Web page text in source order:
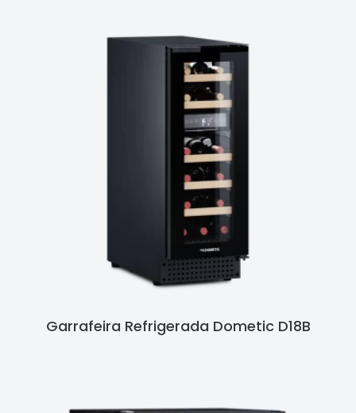
Garrafeira Refrigerada Dometic D18B